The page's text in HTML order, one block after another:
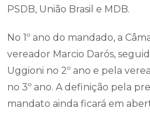
PSDB, União Brasil e MDB.
No 1º ano do mandado, a
vereador Marcio Darós,
Uggioni no 2º ano e pela
no 3º ano. A definição pela
mandato ainda ficará em